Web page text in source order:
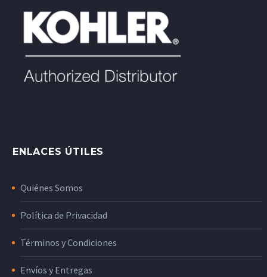
ENLACES ÚTILES
Quiénes Somos
Política de Privacidad
Términos y Condiciones
Envíos y Entregas